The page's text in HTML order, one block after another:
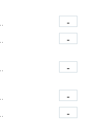
-
-
-
-
-